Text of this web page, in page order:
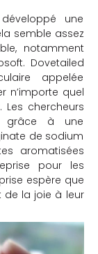
une
semble assez
notamment
Dovetailed
appelée
n’importe quel
chercheurs
grâce à une
de sodium
aromatisées
pour les
espère que
de la joie à leur